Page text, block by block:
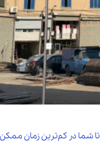
شما در کم‌ترین زمان